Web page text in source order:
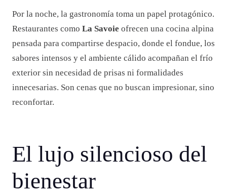
Por la noche, la gastronomía toma un papel protagónico.
Restaurantes como La Savoie ofrecen una cocina alpina
pensada para compartirse despacio, donde el fondue, los
sabores intensos y el ambiente cálido acompañan el frío
exterior sin necesidad de prisas ni formalidades
innecesarias. Son cenas que no buscan impresionar, sino
reconfortar.
El lujo silencioso del
bienestar